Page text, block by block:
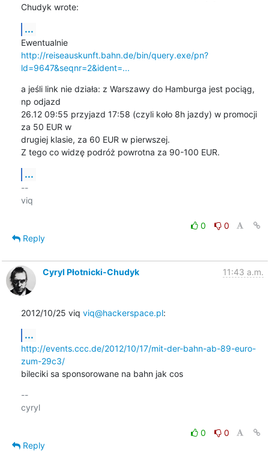
Chudyk wrote:
...
Ewentualnie
http://reiseauskunft.bahn.de/bin/query.exe/pn?
ld=9647&seqnr=2&ident=...
a jeśli link nie działa: z Warszawy do Hamburga jest pociąg,
np odjazd
26.12 09:55 przyjazd 17:58 (czyli koło 8h jazdy) w promocji
za 50 EUR w
drugiej klasie, za 60 EUR w pierwszej.
Z tego co widzę podróż powrotna za 90-100 EUR.
...
--
viq
0
0
Reply
Cyryl Płotnicki-Chudyk 11:43 a.m.
2012/10/25 viq viq@hackerspace.pl:
...
http://events.ccc.de/2012/10/17/mit-der-bahn-ab-89-euro-
zum-29c3/
bileciki sa sponsorowane na bahn jak cos
--
cyryl
0
0
Reply